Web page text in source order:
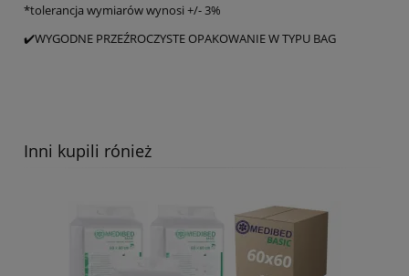
*tolerancja wymiarów wynosi +/- 3%
✔️WYGODNE PRZEŹROCZYSTE OPAKOWANIE W TYPU BAG
Inni kupili rónież